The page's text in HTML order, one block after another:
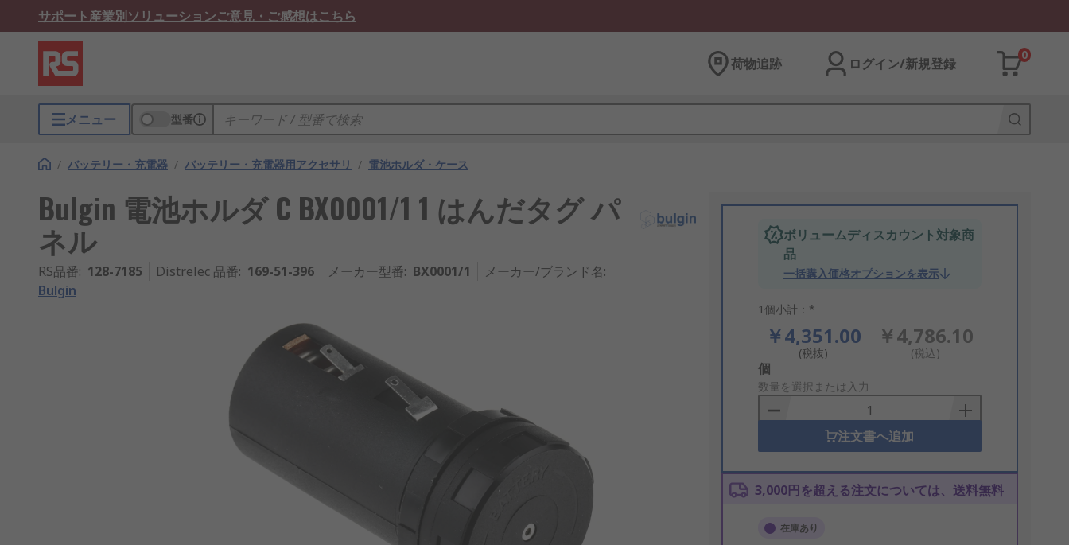
サポート産業別ソリューションご意見・ご感想はこちら
荷物追跡 ログイン/新規登録
0
メニュー 型番
/ バッテリー・充電器 / バッテリー・充電器用アクセサリ / 電池ホルダ・ケース
Bulgin 電池ホルダ C BX0001/1 1 はんだタグ パ
ネル
RS品番: 128-7185 Distrelec 品番: 169-51-396 メーカー型番: BX0001/1 メーカー/ブランド名:
Bulgin
ボリュームディスカウント対象商
品
一括購入価格オプションを表示
1個小計：*
￥4,351.00
(税抜)
￥4,786.10
(税込)
Add
to
Basket
個
数量を選択または入力
注文書へ追加
3,000円を超える注文については、送料無料
在庫あり